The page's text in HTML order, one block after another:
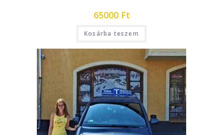
65000 Ft
Kosárba teszem